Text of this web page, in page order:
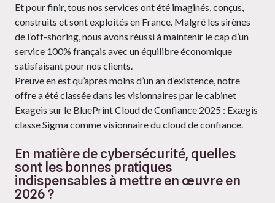
Et pour finir, tous nos services ont été imaginés, conçus,
construits et sont exploités en France. Malgré les sirènes
de l’off-shoring, nous avons réussi à maintenir le cap d’un
service 100% français avec un équilibre économique
satisfaisant pour nos clients.
Preuve en est qu’après moins d’un an d’existence, notre
offre a été classée dans les visionnaires par le cabinet
Exageis sur le BluePrint Cloud de Confiance 2025 : Exægis
classe Sigma comme visionnaire du cloud de confiance.
En matière de cybersécurité, quelles
sont les bonnes pratiques
indispensables à mettre en œuvre en
2026 ?